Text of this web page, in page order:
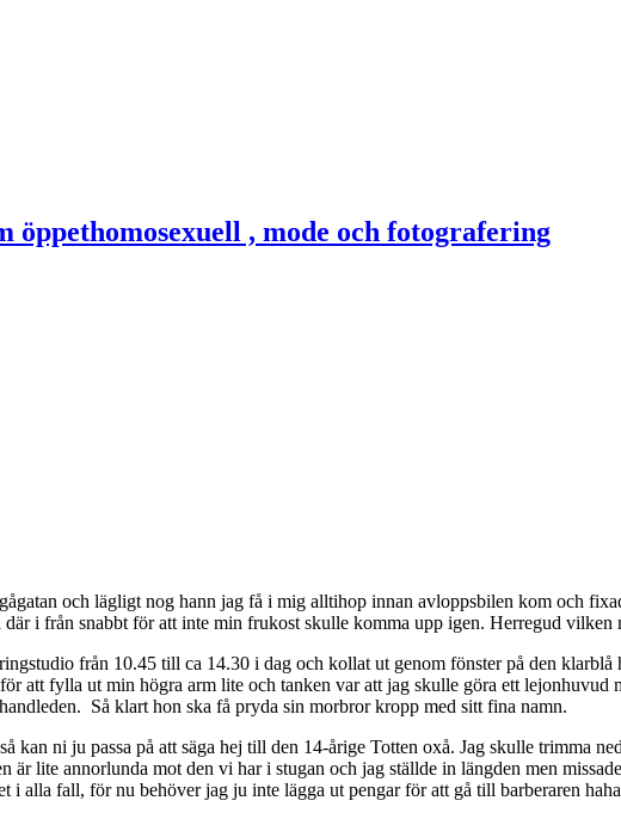
och lägligt nog hann jag få i mig alltihop innan avloppsbilen kom och
i från snabbt för att inte min frukost skulle komma upp igen. Herregud vilken
från 10.45 till ca 14.30 i dag och kollat ut genom fönster på den
att fylla ut min högra arm lite och tanken var att jag skulle göra ett
Så klart hon ska få pryda sin morbror kropp med sitt fina namn.
kan ni ju passa på att säga hej till den 14-årige Totten oxå. Jag skulle trimma
lite annorlunda mot den vi har i stugan och jag ställde in längden men
i alla fall, för nu behöver jag ju inte lägga ut pengar för att gå till barberaren